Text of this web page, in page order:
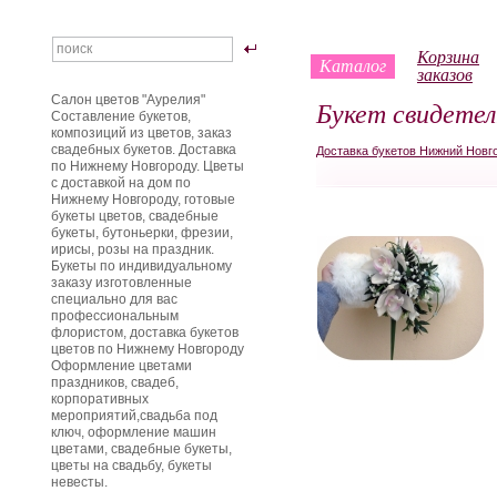
Каталог Корзина
заказов
Букет
Доставка букетов Нижний
Салон цветов "Аурелия"
Составление букетов,
композиций из цветов, заказ
свадебных букетов. Доставка
по Нижнему Новгороду. Цветы
с доставкой на дом по
Нижнему Новгороду, готовые
букеты цветов, свадебные
букеты, бутоньерки, фрезии,
ирисы, розы на праздник.
Букеты по индивидуальному
заказу изготовленные
специально для вас
профессиональным
флористом, доставка букетов
цветов по Нижнему Новгороду
Оформление цветами
праздников, свадеб,
корпоративных
мероприятий,свадьба под
ключ, оформление машин
цветами, свадебные букеты,
цветы на свадьбу, букеты
невесты.